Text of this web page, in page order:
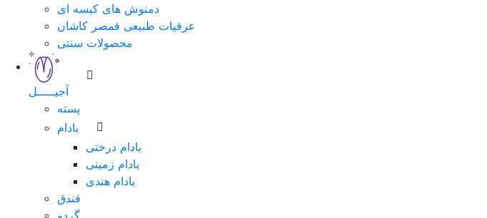
دمنوش های کیسه ای
عرقیات طبیعی قمصر کاشان
محصولات سنتی
آجیـــــل
پسته
بادام
بادام درختی
بادام زمینی
بادام هندی
فندق